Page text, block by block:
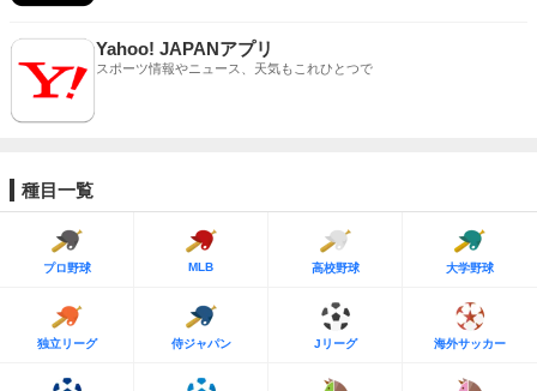
Yahoo! JAPANアプリ
スポーツ情報やニュース、天気もこれひとつで
種目一覧
プロ野球 MLB 高校野球 大学野球
独立リーグ 侍ジャパン Jリーグ 海外サッカー